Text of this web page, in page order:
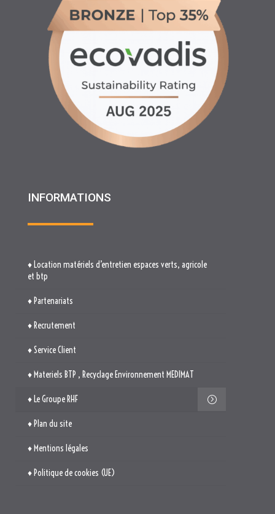
INFORMATIONS
♦ Location matériels d’entretien espaces verts, agricole
et btp
♦ Partenariats
♦ Recrutement
♦ Service Client
♦ Materiels BTP , Recyclage Environnement MEDIMAT
♦ Le Groupe RHF
♦ Plan du site
♦ Mentions légales
♦ Politique de cookies (UE)